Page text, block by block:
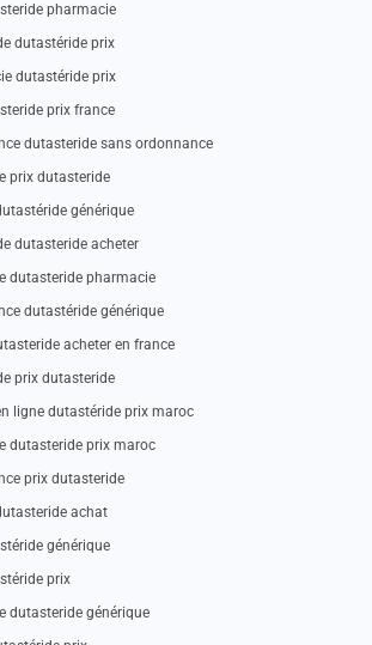
pharmacie
dutastéride prix
dutastéride prix
prix france
dutasteride sans ordonnance
prix dutasteride
générique
dutasteride acheter
dutasteride pharmacie
dutastéride générique
acheter en france
prix dutasteride
ligne dutastéride prix maroc
dutasteride prix maroc
prix dutasteride
achat
générique
prix
dutasteride générique